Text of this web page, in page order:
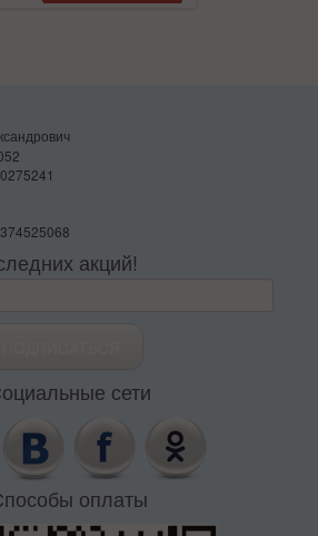
акций!
сети
оплаты